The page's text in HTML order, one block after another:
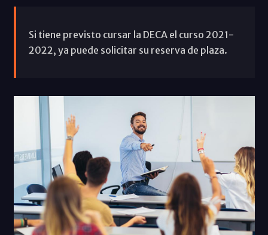
Si tiene previsto cursar la DECA el curso 2021-
2022, ya puede solicitar su reserva de plaza.